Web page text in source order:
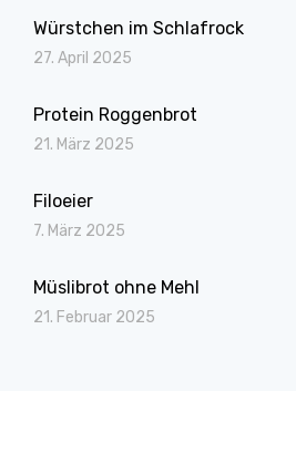
Würstchen im Schlafrock
27. April 2025
Protein Roggenbrot
21. März 2025
Filoeier
7. März 2025
Müslibrot ohne Mehl
21. Februar 2025